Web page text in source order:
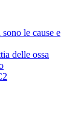
le cause e
delle ossa